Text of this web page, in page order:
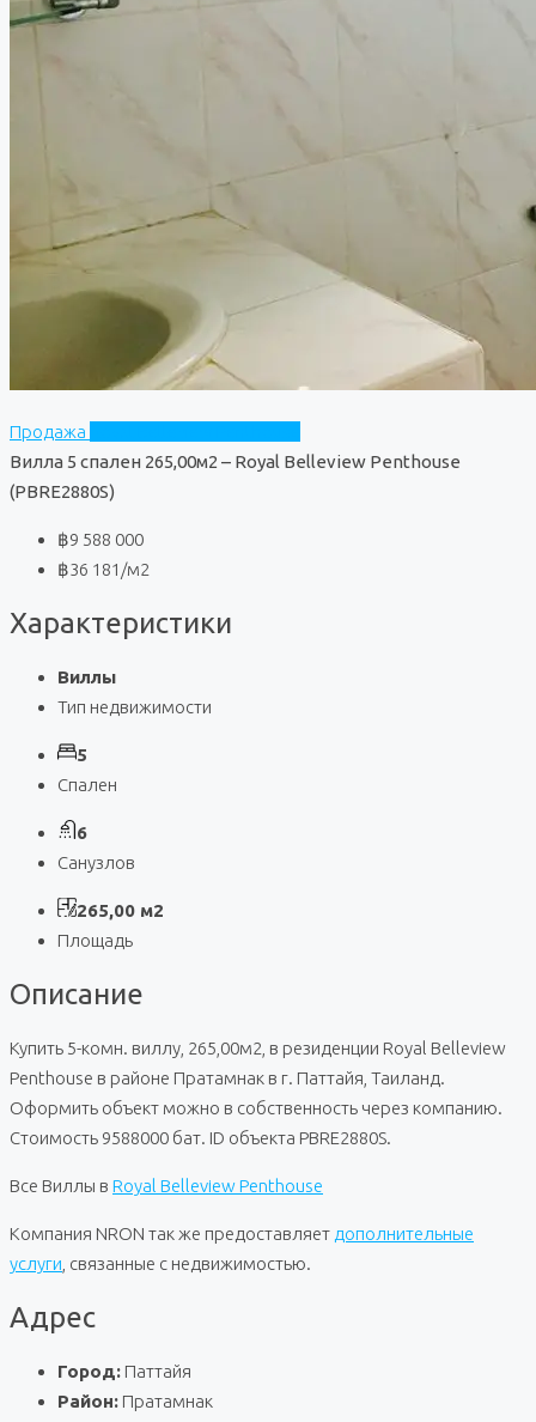
Продажа
Вилла 5 спален 265,00м2 – Royal Belleview Penthouse
(PBRE2880S)
฿9 588 000
฿36 181 /м2
Характеристики
Виллы
Тип недвижимости
5
Спален
6
Санузлов
265,00 м2
Площадь
Описание
Купить 5-комн. виллу, 265,00м2, в резиденции Royal Belleview
Penthouse в районе Пратамнак в г. Паттайя, Таиланд.
Оформить объект можно в собственность через компанию.
Стоимость 9588000 бат. ID объекта PBRE2880S.
Все Виллы в Royal Belleview Penthouse
Компания NRON так же предоставляет дополнительные
услуги , связанные с недвижимостью.
Адрес
Город: Паттайя
Район: Пратамнак